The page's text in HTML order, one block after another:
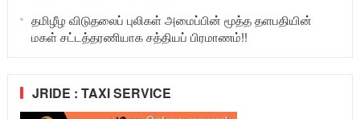
தமிழீழ விடுதலைப் புலிகள் அமைப்பின் மூத்த தளபதியின்
மகள் சட்டத்தரணியாக சத்தியப் பிரமாணம்!!
JRIDE : TAXI SERVICE